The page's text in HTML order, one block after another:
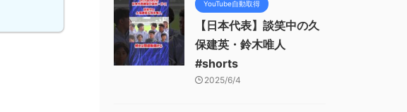
YouTube自動取得
【日本代表】談笑中の久
保建英・鈴木唯人
#shorts
2025/6/4